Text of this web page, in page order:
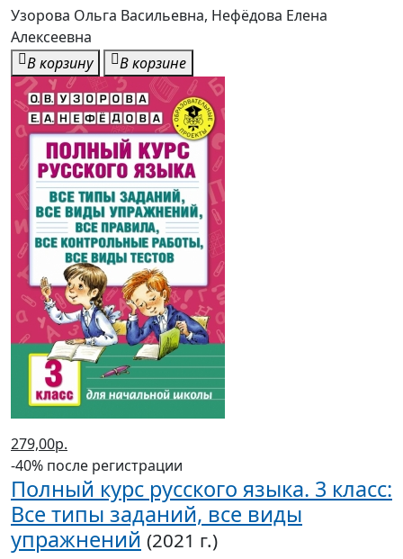
Узорова Ольга Васильевна, Нефёдова Елена
Алексеевна
В корзину
В корзине
279,00р.
-40% после регистрации
Полный курс русского языка. 3 класс:
Все типы заданий, все виды
упражнений (2021 г.)